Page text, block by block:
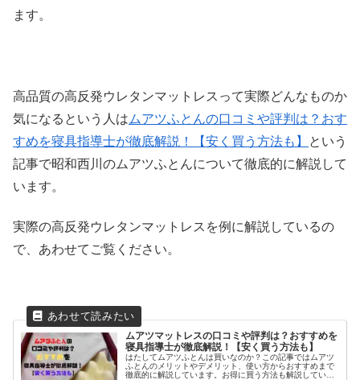
ます。
高品質の高反発ウレタンマットレスって実際どんなものか
気になるという人は ムアツふとんの口コミや評判は？おす
すめを寝具指導士が徹底解説！【安く買う方法も】
という
記事で昭和西川のムアツふとんについて徹底的に解説して
います。
実際の高反発ウレタンマットレスを例に解説しているの
で、あわせてご覧ください。
ムアツマットレスの口コミや評判は？おすすめを
寝具指導士が徹底解説！【安く買う方法も】
はたしてムアツふとんは買いなのか？この記事ではムアツ
ふとんのメリットやデメリット、使い方からおすすめまで
徹底的に解説しています。お得に買う方法も解説している